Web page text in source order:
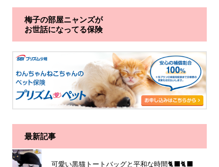
梅子の部屋ニャンズが
お世話になってる保険
最新記事
可愛い黒猫トートバッグと平和な時間🐈‍⬛🐈‍⬛